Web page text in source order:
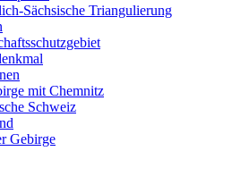
Sächsische Triangulierung
mit Chemnitz
Schweiz
Gebirge